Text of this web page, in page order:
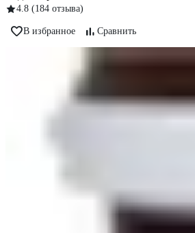
4.8 (184 отзыва)
В избранное Сравнить